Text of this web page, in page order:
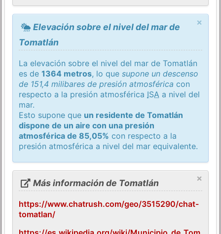
×
Elevación sobre el nivel del mar de
Tomatlán
La elevación sobre el nivel del mar de Tomatlán
es de1364 metros, lo quesupone un descenso
de 151,4 milibares de presión atmosférica con
respecto a la presión atmosférica ISA a nivel del
mar.
Esto supone que un residente de Tomatlán
dispone de un aire con una presión
atmosférica de 85,05% con respecto a la
presión atmosférica a nivel del mar equivalente.
×
Más información de Tomatlán
https://www.chatrush.com/geo/3515290/chat-
tomatlan/